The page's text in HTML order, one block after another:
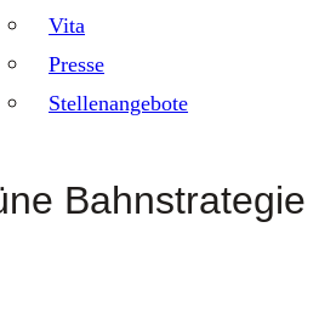
Vita
Presse
Stellenangebote
Bahnstrategie